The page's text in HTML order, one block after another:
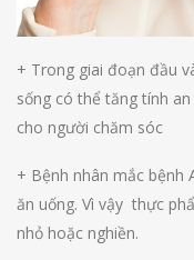
+ Trong giai đoạn đầu
sống có thể tăng tính
cho người chăm sóc
+ Bệnh nhân mắc bệnh
ăn uống. Vì vậy thực
nhỏ hoặc nghiền.